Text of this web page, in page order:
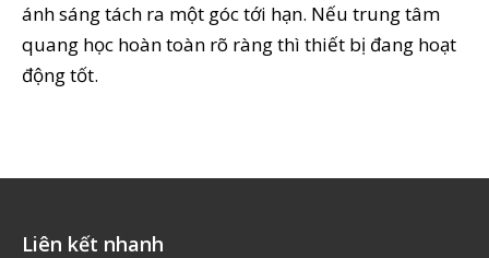
ánh sáng tách ra một góc tới hạn. Nếu trung tâm
quang học hoàn toàn rõ ràng thì thiết bị đang hoạt
động tốt.
Liên kết nhanh